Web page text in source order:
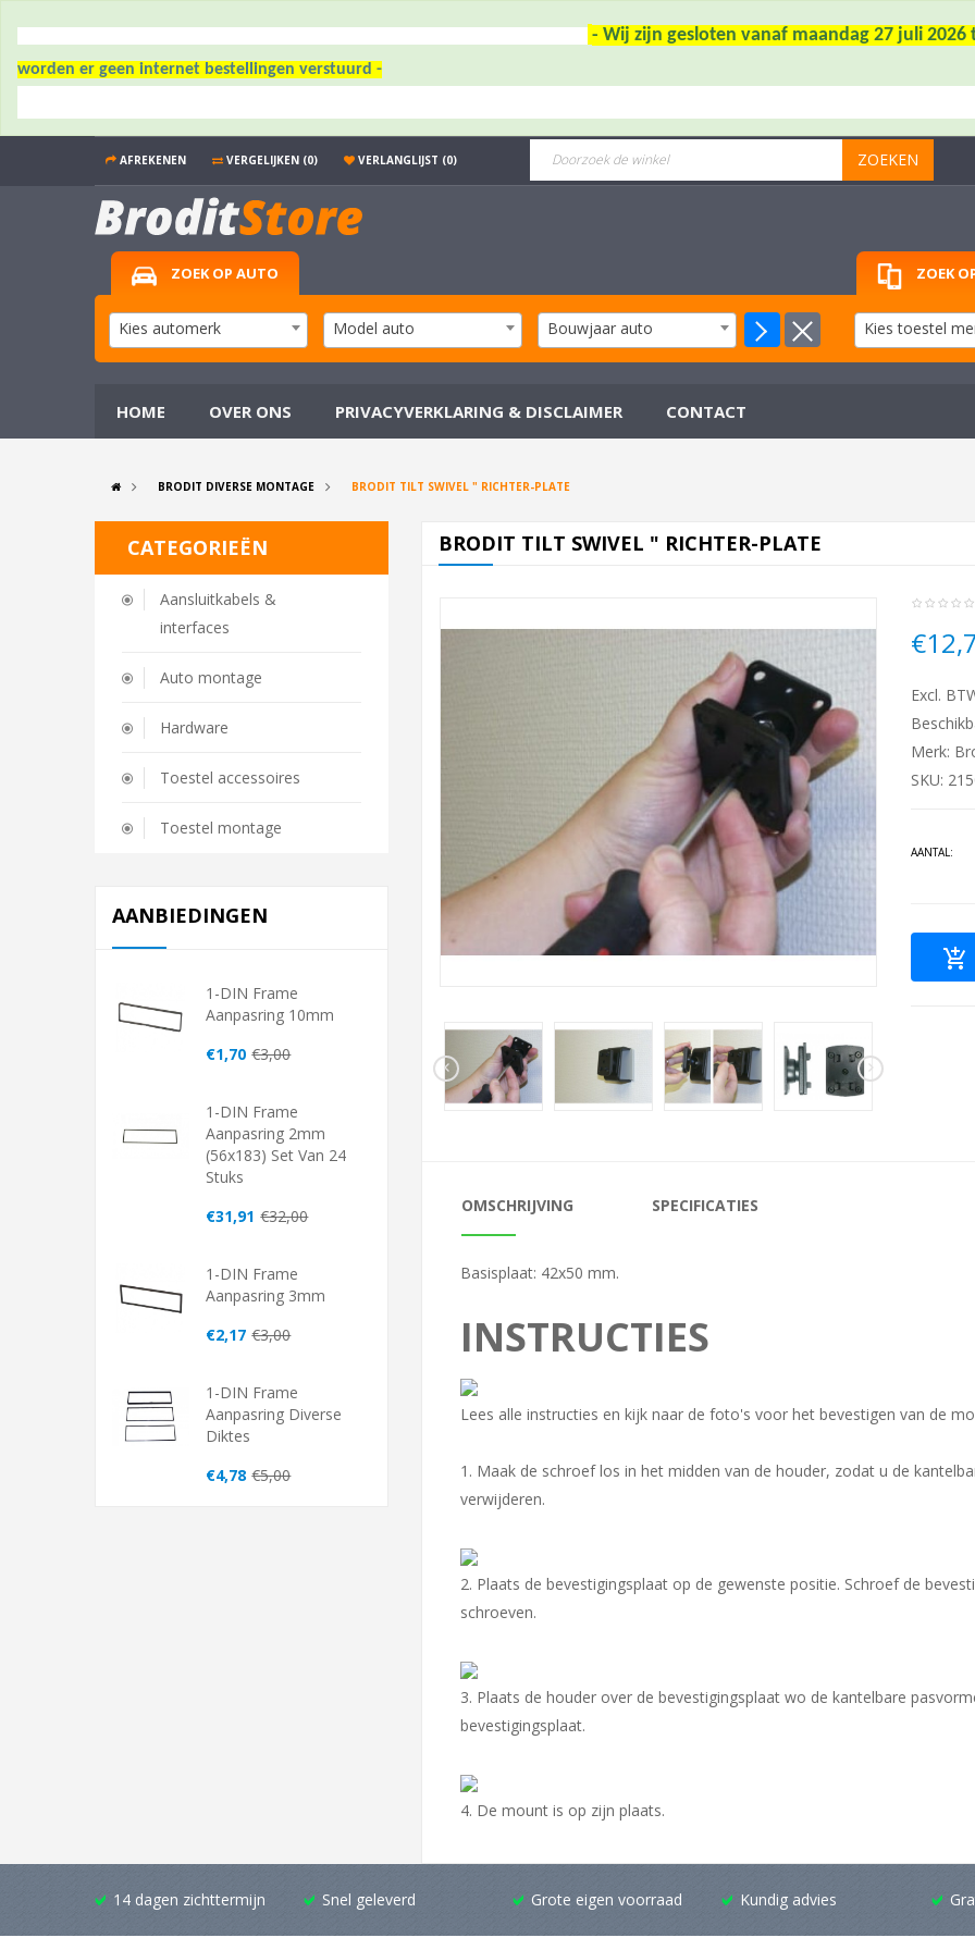
- Wij zijn gesloten vanaf maandag 27 juli
worden er geen internet bestellingen verstuurd -
AFREKENEN VERGELIJKEN (0) VERLANGLIJST (0) ZOEKEN
ZOEK OP AUTO
Kies automerk Model auto Bouwjaar auto
ZOEK
Kies toestel
HOME OVER ONS PRIVACYVERKLARING & DISCLAIMER CONTACT
BRODIT DIVERSE MONTAGE BRODIT TILT SWIVEL " RICHTER-PLATE
CATEGORIEËN
Aansluitkabels &
interfaces
Auto montage
Hardware
Toestel accessoires
Toestel montage
AANBIEDINGEN
1-DIN Frame
Aanpasring 10mm
€1,70 €3,00
1-DIN Frame
Aanpasring 2mm
(56x183) Set Van 24
Stuks
€31,91 €32,00
1-DIN Frame
Aanpasring 3mm
€2,17 €3,00
1-DIN Frame
Aanpasring Diverse
Diktes
€4,78 €5,00
BRODIT TILT SWIVEL " RICHTER-PLATE
Excl.
Merk:
SKU:
AANTAL:
OMSCHRIJVING SPECIFICATIES
Basisplaat: 42x50 mm.
INSTRUCTIES
Lees alle instructies en kijk naar de foto's voor het bevestigen van de
1. Maak de schroef los in het midden van de houder, zodat u de
verwijderen.
2. Plaats de bevestigingsplaat op de gewenste positie. Schroef de
schroeven.
3. Plaats de houder over de bevestigingsplaat wo de kantelbare
bevestigingsplaat.
4. De mount is op zijn plaats.
14 dagen zichttermijn Snel geleverd Grote eigen voorraad Kundig advies